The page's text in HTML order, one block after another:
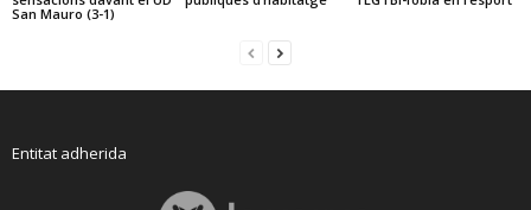
San Mauro (3-1)
Entitat adherida